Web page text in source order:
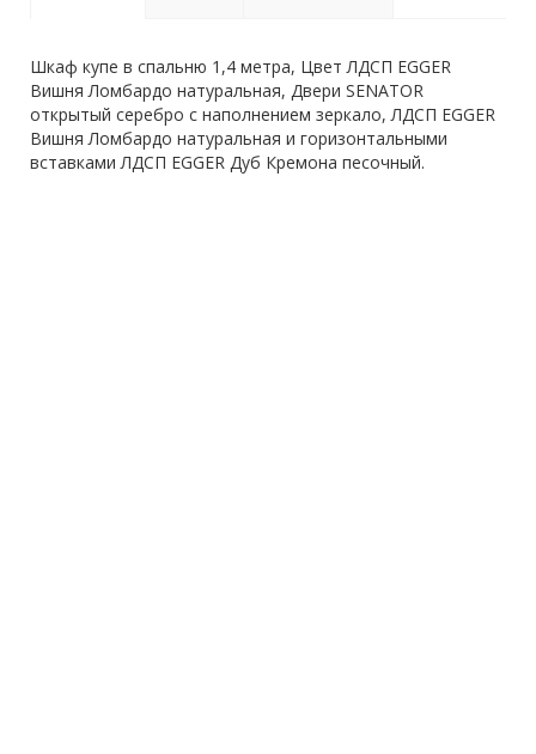
Шкаф купе в спальню 1,4 метра, Цвет ЛДСП EGGER
Вишня Ломбардо натуральная, Двери SENATOR
открытый серебро с наполнением зеркало, ЛДСП EGGER
Вишня Ломбардо натуральная и горизонтальными
вставками ЛДСП EGGER Дуб Кремона песочный.